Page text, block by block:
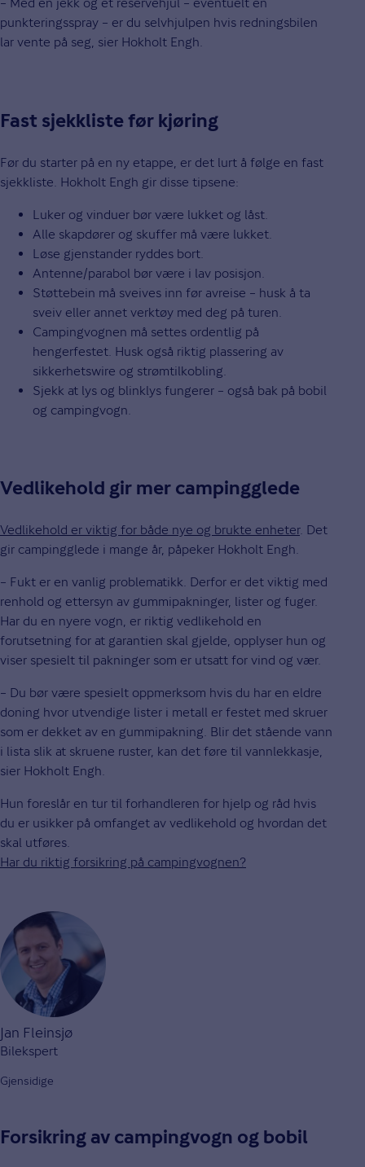
punkteringsspray – er du selvhjulpen hvis redningsbilen
lar vente på seg, sier Hokholt Engh.
Fast sjekkliste før kjøring
Før du starter på en ny etappe, er det lurt å følge en fast
sjekkliste. Hokholt Engh gir disse tipsene:
Luker og vinduer bør være lukket og låst.
Alle skapdører og skuffer må være lukket.
Løse gjenstander ryddes bort.
Antenne/parabol bør være i lav posisjon.
Støttebein må sveives inn før avreise – husk å ta
sveiv eller annet verktøy med deg på turen.
Campingvognen må settes ordentlig på
hengerfestet. Husk også riktig plassering av
sikkerhetswire og strømtilkobling.
Sjekk at lys og blinklys fungerer – også bak på bobil
og campingvogn.
Vedlikehold gir mer campingglede
Vedlikehold er viktig for både nye og brukte enheter. Det
gir campingglede i mange år, påpeker Hokholt Engh.
– Fukt er en vanlig problematikk. Derfor er det viktig med
renhold og ettersyn av gummipakninger, lister og fuger.
Har du en nyere vogn, er riktig vedlikehold en
forutsetning for at garantien skal gjelde, opplyser hun og
viser spesielt til pakninger som er utsatt for vind og vær.
– Du bør være spesielt oppmerksom hvis du har en eldre
doning hvor utvendige lister i metall er festet med skruer
som er dekket av en gummipakning. Blir det stående vann
i lista slik at skruene ruster, kan det føre til vannlekkasje,
sier Hokholt Engh.
Hun foreslår en tur til forhandleren for hjelp og råd hvis
du er usikker på omfanget av vedlikehold og hvordan det
skal utføres.
Har du riktig forsikring på campingvognen?
Jan Fleinsjø
Bilekspert
Gjensidige
Forsikring av campingvogn og bobil